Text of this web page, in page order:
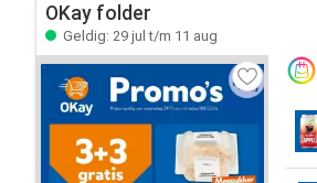
OKay folder
Geldig: 29 jul t/m 11 aug